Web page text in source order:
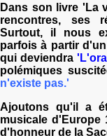
Dans son livre 'La
rencontres, ses
Surtout, il nous
parfois à partir
qui deviendra
polémiques
n'existe pas.'
Ajoutons qu'il a
musicale d'Europe
d'honneur de la